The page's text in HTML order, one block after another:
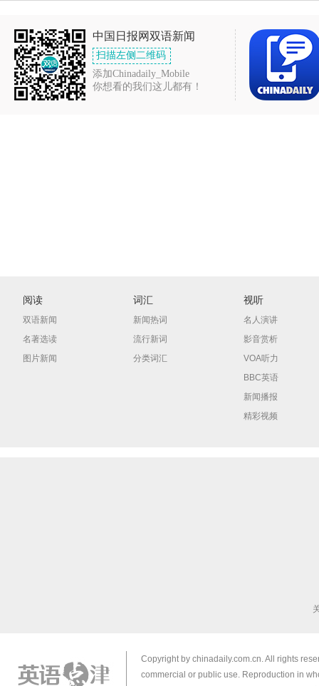
中国日报网双语新闻
扫描左侧二维码
添加Chinadaily_Mobile
你想看的我们这儿都有！
阅读
双语新闻
名著选读
图片新闻
词汇
新闻热词
流行新词
分类词汇
视听
名人演讲
影音赏析
VOA听力
BBC英语
新闻播报
精彩视频
Copyright by chinadaily.com.cn. All rights
commercial or public use. Reproduction in